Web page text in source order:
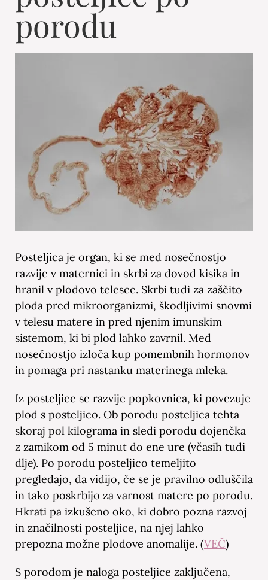
porodu
Posteljica je organ, ki se med nosečnostjo
razvije v maternici in skrbi za dovod kisika in
hranil v plodovo telesce. Skrbi tudi za zaščito
ploda pred mikroorganizmi, škodljivimi snovmi
v telesu matere in pred njenim imunskim
sistemom, ki bi plod lahko zavrnil. Med
nosečnostjo izloča kup pomembnih hormonov
in pomaga pri nastanku materinega mleka.
Iz posteljice se razvije popkovnica, ki povezuje
plod s posteljico. Ob porodu posteljica tehta
skoraj pol kilograma in sledi porodu dojenčka
z zamikom od 5 minut do ene ure (včasih tudi
dlje). Po porodu posteljico temeljito
pregledajo, da vidijo, če se je pravilno odluščila
in tako poskrbijo za varnost matere po porodu.
Hkrati pa izkušeno oko, ki dobro pozna razvoj
in značilnosti posteljice, na njej lahko
prepozna možne plodove anomalije. (VEČ)
S porodom je naloga posteljice zaključena,